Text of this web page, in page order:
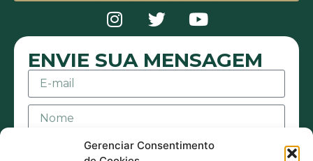
Gerenciar Consentimento
ENVIE SUA MENSAGEM